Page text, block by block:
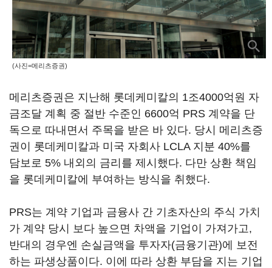
(사진=메리츠증권)
메리츠증권은 지난해 롯데케미칼의 1조4000억원 자
금조달 계획 중 절반 수준인 6600억 PRS 계약을 단
독으로 따내면서 주목을 받은 바 있다. 당시 메리츠증
권이 롯데케미칼과 미국 자회사 LCLA 지분 40%를
담보로 5% 내외의 금리를 제시했다. 다만 상환 책임
을 롯데케미칼에 부여하는 방식을 취했다.
PRS는 계약 기업과 금융사 간 기초자산의 주식 가치
가 계약 당시 보다 높으면 차액을 기업이 가져가고,
반대의 경우엔 손실금액을 투자자(금융기관)에 보전
하는 파생상품이다. 이에 따라 상환 부담을 지는 기업